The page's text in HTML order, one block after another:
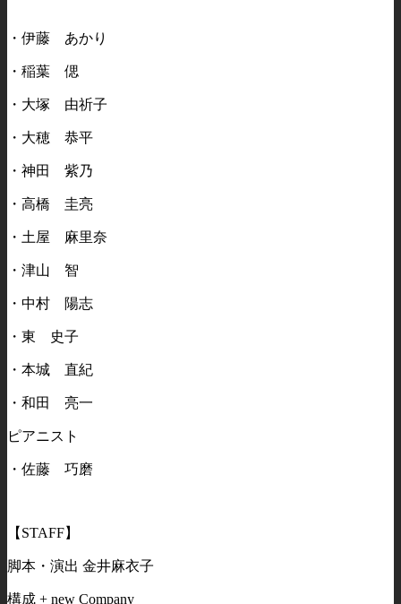
・伊藤 あかり
・稲葉 偲
・大塚 由祈子
・大穂 恭平
・神田 紫乃
・高橋 圭亮
・土屋 麻里奈
・津山 智
・中村 陽志
・東 史子
・本城 直紀
・和田 亮一
ピアニスト
・佐藤 巧磨
【STAFF】
脚本・演出 金井麻衣子
構成 + new Company